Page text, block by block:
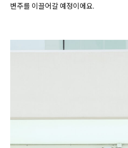
변주를 이끌어갈 예정이에요.